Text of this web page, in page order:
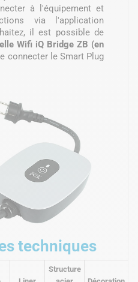
à l'équipement et
via l'application
il est possible de
Wifi iQ Bridge ZB (en
connecter le Smart Plug
techniques
Structure